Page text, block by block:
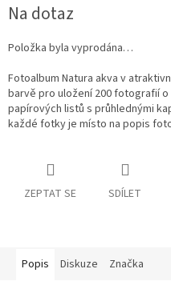
cena:
Na dotaz
Položka byla vyprodána…
Fotoalbum Natura akva v
barvě pro uložení 200 fotografií o
papírových listů s průhlednými
každé fotky je místo na popis
ZEPTAT SE SDÍLET
Popis Diskuze Značka